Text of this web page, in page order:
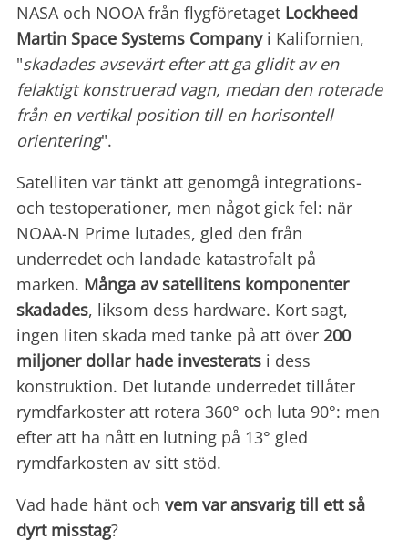
NASA och NOOA från flygföretaget Lockheed
Martin Space Systems Companyi Kalifornien,
"skadades avsevärt efter att ga glidit av en
felaktigt konstruerad vagn, medan den roterade
från en vertikal position till en horisontell
orientering".
Satelliten var tänkt att genomgå integrations-
och testoperationer, men något gick fel: när
NOAA-N Prime lutades, gled den från
underredet och landade katastrofalt på
marken. Många av satellitens komponenter
skadades, liksom dess hardware. Kort sagt,
ingen liten skada med tanke på att över 200
miljoner dollar hade investerats i dess
konstruktion. Det lutande underredet tillåter
rymdfarkoster att rotera 360° och luta 90°: men
efter att ha nått en lutning på 13° gled
rymdfarkosten av sitt stöd.
Vad hade hänt och vem var ansvarig till ett så
dyrt misstag?